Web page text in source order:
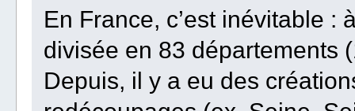
En France, c’est inévitable :
divisée en 83 départements
Depuis, il y a eu des